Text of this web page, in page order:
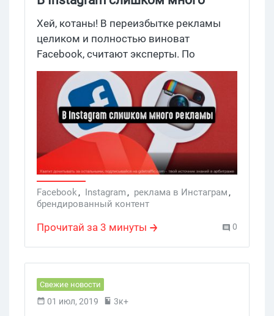
рекламы
Хей, котаны! В переизбытке рекламы
целиком и полностью виноват
Facebook, считают эксперты. По
неофициальным данным, в прошлом
году большой брат дал отмашку
Instagram в два раза увеличить
количество рекламы в новостной
ленте. Затем реклама постепенно
перебралась в истории.
Facebook, Instagram, реклама в Инстаграм,
брендированный контент
Прочитай за 3 минуты 0
Свежие новости
01 июл, 2019 3к+